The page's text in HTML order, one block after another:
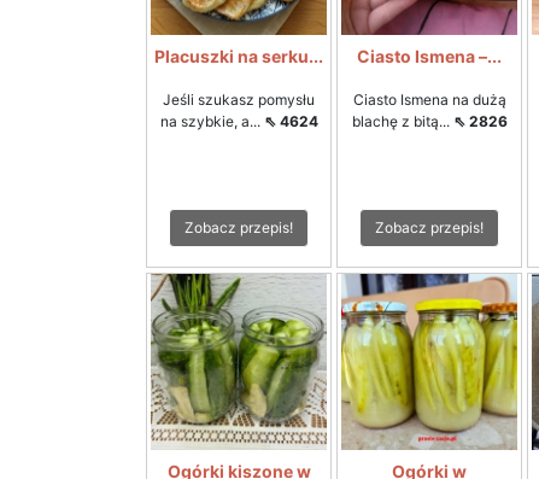
Placuszki na serku...
Jeśli szukasz pomysłu
na szybkie, a... ⇖ 4624
Zobacz przepis!
Ciasto Ismena –...
Ciasto Ismena na dużą
blachę z bitą... ⇖ 2826
Zobacz przepis!
Ogórki kiszone w Ogórki w